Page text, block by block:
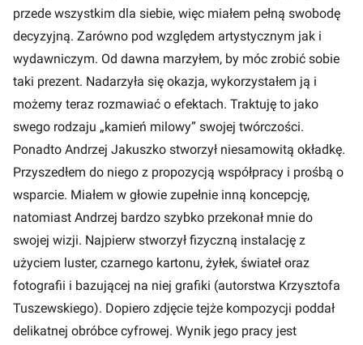
przede wszystkim dla siebie, więc miałem pełną swobodę
decyzyjną. Zarówno pod względem artystycznym jak i
wydawniczym. Od dawna marzyłem, by móc zrobić sobie
taki prezent. Nadarzyła się okazja, wykorzystałem ją i
możemy teraz rozmawiać o efektach. Traktuję to jako
swego rodzaju „kamień milowy” swojej twórczości.
Ponadto Andrzej Jakuszko stworzył niesamowitą okładkę.
Przyszedłem do niego z propozycją współpracy i prośbą o
wsparcie. Miałem w głowie zupełnie inną koncepcję,
natomiast Andrzej bardzo szybko przekonał mnie do
swojej wizji. Najpierw stworzył fizyczną instalację z
użyciem luster, czarnego kartonu, żyłek, świateł oraz
fotografii i bazującej na niej grafiki (autorstwa Krzysztofa
Tuszewskiego). Dopiero zdjęcie tejże kompozycji poddał
delikatnej obróbce cyfrowej. Wynik jego pracy jest